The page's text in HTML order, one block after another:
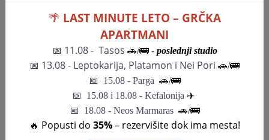
🌴 LAST MINUTE LETO – GRČKA
APARTMANI
📅 11.08 - Tasos 🚗/🚌 - poslednji studio
📅 13.08 - Leptokarija, Platamon i Nei Pori 🚗/🚌
📅 15.08 - Parga 🚗/🚌
📅 15.08 i 18.08 - Kefalonija ✈️
📅 18.08 - Neos Marmaras 🚗/🚌
🔥 Popusti do 35%– rezervišite dok ima mesta!